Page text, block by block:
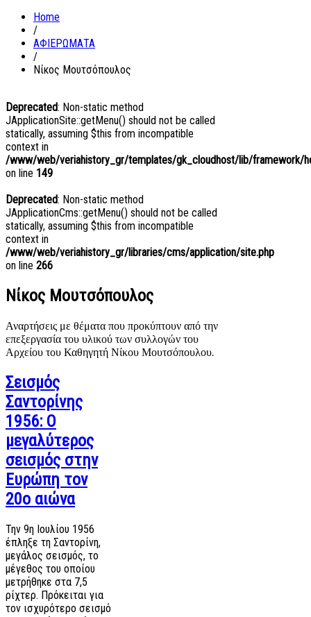
Home
/
ΑΦΙΕΡΩΜΑΤΑ
/
Νίκος Μουτσόπουλος
Deprecated: Non-static method
JApplicationSite::getMenu() should not be called
statically, assuming $this from incompatible
context in
/www/web/veriahistory_gr/templates/gk_cloudhost/lib/framework/
on line 149
Deprecated: Non-static method
JApplicationCms::getMenu() should not be called
statically, assuming $this from incompatible
context in
/www/web/veriahistory_gr/libraries/cms/application/site.php
on line 266
Νίκος Μουτσόπουλος
Αναρτήσεις με θέματα που προκύπτουν από την
επεξεργασία του υλικού των συλλογών του
Αρχείου του Καθηγητή Νίκου Μουτσόπουλου.
Σεισμός
Σαντορίνης
1956: Ο
μεγαλύτερος
σεισμός στην
Ευρώπη τον
20ο αιώνα
Την 9η Ιουλίου 1956
έπληξε τη Σαντορίνη,
μεγάλος σεισμός, το
μέγεθος του οποίου
μετρήθηκε στα 7,5
ρίχτερ. Πρόκειται για
τον ισχυρότερο σεισμό